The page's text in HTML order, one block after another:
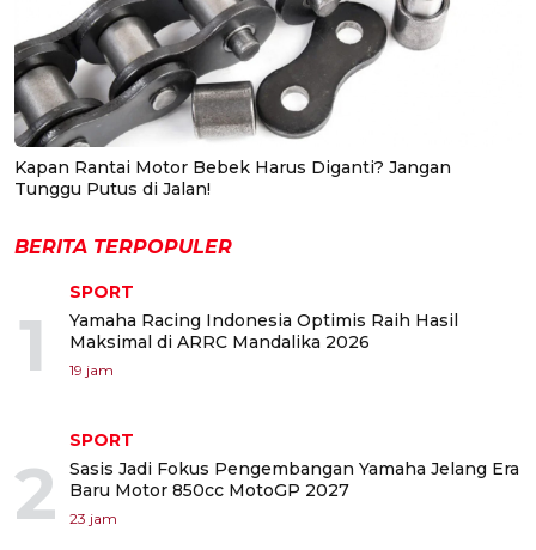
Kapan Rantai Motor Bebek Harus Diganti? Jangan
Tunggu Putus di Jalan!
BERITA TERPOPULER
1
SPORT
Yamaha Racing Indonesia Optimis Raih Hasil
Maksimal di ARRC Mandalika 2026
19 jam
2
SPORT
Sasis Jadi Fokus Pengembangan Yamaha Jelang Era
Baru Motor 850cc MotoGP 2027
23 jam